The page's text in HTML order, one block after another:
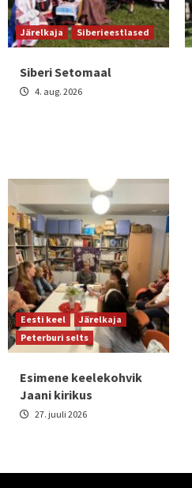
Järelkaja Siberieestlased
Siberi Setomaal
4. aug. 2026
Eesti keel
Järelkaja
Peterburi selts
Esimene keelekohvik
Jaani kirikus
27. juuli 2026